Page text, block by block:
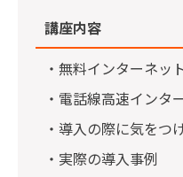
講座内容
・無料インターネッ
・電話線高速インタ
・導入の際に気をつ
・実際の導入事例